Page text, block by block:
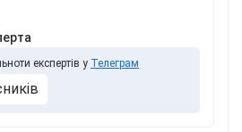
експертів у Телеграм